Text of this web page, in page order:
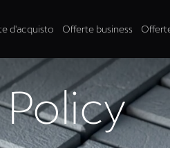
d'acquisto Offerte business